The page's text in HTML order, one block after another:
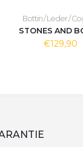
Bottin / Leder /
STONES AND
€129,90